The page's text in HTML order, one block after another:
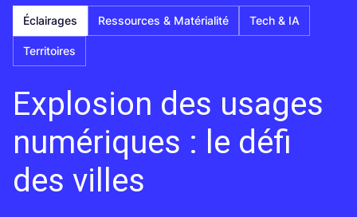
Éclairages Ressources & Matérialité Tech & IA
Territoires
Explosion des usages
numériques : le défi
des villes